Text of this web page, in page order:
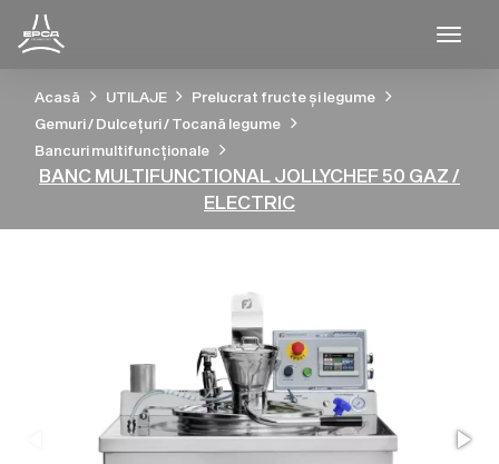
Acasă UTILAJE
Prelucrat fructe și legume
Gemuri / Dulcețuri / Tocană legume
Bancuri multifuncționale
BANC MULTIFUNCTIONAL JOLLYCHEF 50 GAZ /
ELECTRIC